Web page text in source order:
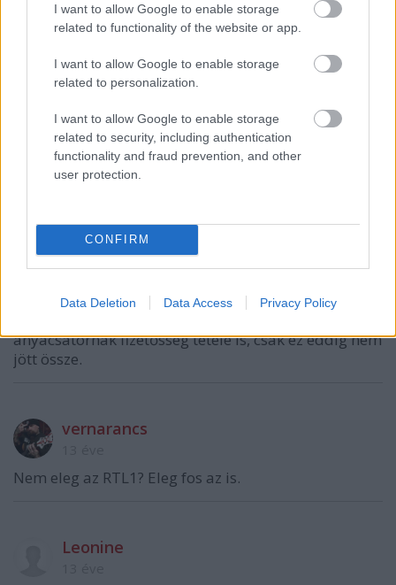
I want to allow Google to enable storage
related to functionality of the website or app.
I want to allow Google to enable storage
related to personalization.
I want to allow Google to enable storage
related to security, including authentication
functionality and fraud prevention, and other
user protection.
CONFIRM
Data Deletion Data Access Privacy Policy
misi46
13 éve
De ha már fizetni kell érte, legalább HD minőségben
adják? /mindig TV/
kerecsen2010
13 éve
hogy pénzt kapjanak a műsorterjesztőktől. Az RTL
Klubért ugyanis nem kapnak, mert az országos
analóg műsorszórásban ingyenesen fogható. A
országos ker tévék, új csatornák indításával
anyacsatornák fizetősség tétele is, csak ez eddig nem
jött össze.
vernarancs
Nem eleg az RTL1? Eleg fos az is.
Leonine